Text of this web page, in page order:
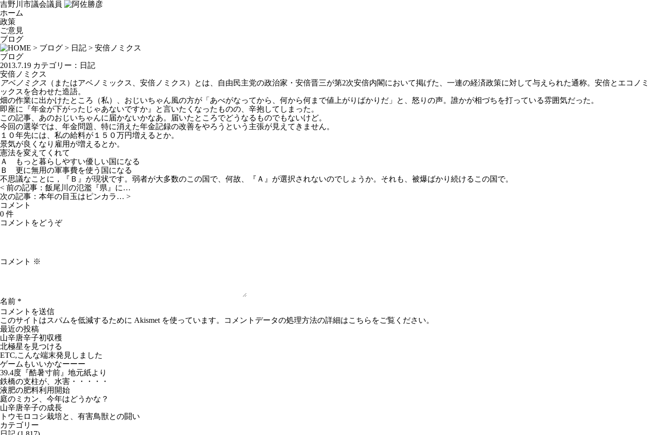
吉野川市議会議員
ホーム
政策
ご意見
ブログ
> ブログ > 日記 > 安倍ノミクス
ブログ
2013.7.19 カテゴリー： 日記
安倍ノミクス
アベノミクス （またはアベノミックス、安倍ノミクス）とは、自由民主党の政治家・安倍晋三が第2次安倍内閣において掲げた、一連の経済政策に対して与えられた通称。安倍とエコノミ
ックスを合わせた造語。
畑の作業に出かけたところ（私）、おじいちゃん風の方が「あべがなってから、何から何まで値上がりばかりだ」と、怒りの声。誰かが相づちを打っている雰囲気だった。
即座に『年金が下がったじゃあないですか』と言いたくなったものの、辛抱してしまった。
この記事、あのおじいちゃんに届かないかなあ。届いたところでどうなるものでもないけど。
今回の選挙では、年金問題、特に消えた年金記録の改善をやろうという主張が見えてきません。
１０年先には、私の給料が１５０万円増えるとか。
景気が良くなり雇用が増えるとか。
憲法を変えてくれて
Ａ もっと暮らしやすい優しい国になる
Ｂ 更に無用の軍事費を使う国になる
不思議なことに，『Ｂ』が現状です。弱者が大多数のこの国で、何故、『Ａ』が選択されないのでしょうか。それも、被爆ばかり続けるこの国で。
< 前の記事： 飯尾川の氾濫『県』に…
次の記事： 本年の目玉はピンカラ… >
コメント
0 件
コメントをどうぞ
コメント ※
名前 *
このサイトはスパムを低減するために Akismet を使っています。 コメントデータの処理方法の詳細はこちらをご覧ください。
最近の投稿
山辛唐辛子初収穫
北極星を見つける
ETC,こんな端末発見しました
ゲームもいいかなーーー
39.4度『酷暑寸前』地元紙より
鉄橋の支柱が、水害・・・・・
液肥の肥料利用開始
庭のミカン、今年はどうかな？
山辛唐辛子の成長
トウモロコシ栽培と、有害鳥獣との闘い
カテゴリー